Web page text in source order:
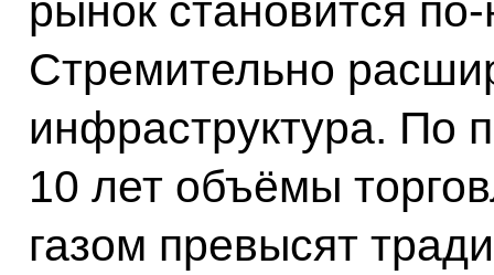
рынок становится
Стремительно
инфраструктура. По
10 лет объёмы
газом превысят